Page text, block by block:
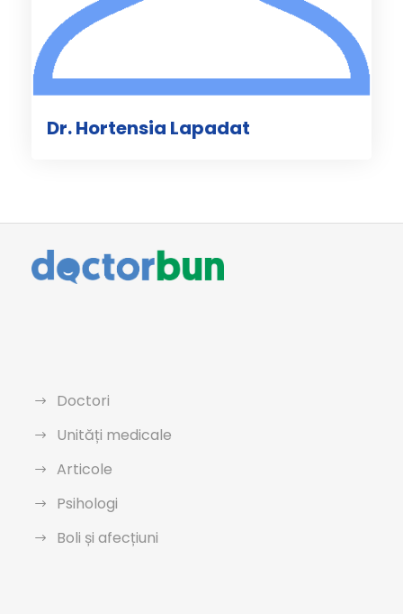
Dr. Hortensia Lapadat
Doctori
Unități medicale
Articole
Psihologi
Boli și afecțiuni